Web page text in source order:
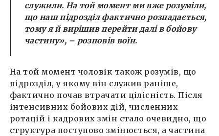
служили. На той момент ми вже розуміли,
що наш підрозділ фактично розпадається,
тому я й вирішив перейти далі в бойову
частину», – розповів воїн.
На той момент чоловік також розумів, що
підрозділ, у якому він служив раніше,
фактично почав втрачати цілісність. Після
інтенсивних бойових дій, численних
ротацій і кадрових змін стало очевидно, що
структура поступово змінюється, а частина